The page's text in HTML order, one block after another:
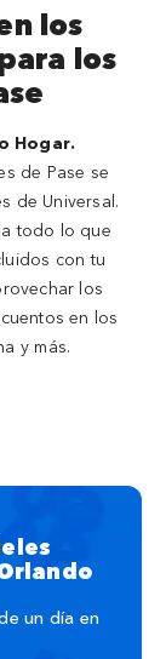
los
los
Hogar.
de Pase se
de Universal.
todo lo que
con tu
los
en los
y más.
un día en